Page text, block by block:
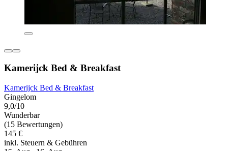
Kamerijck Bed & Breakfast
Kamerijck Bed & Breakfast
Gingelom
9,0/10
Wunderbar
(15 Bewertungen)
145 €
inkl. Steuern & Gebühren